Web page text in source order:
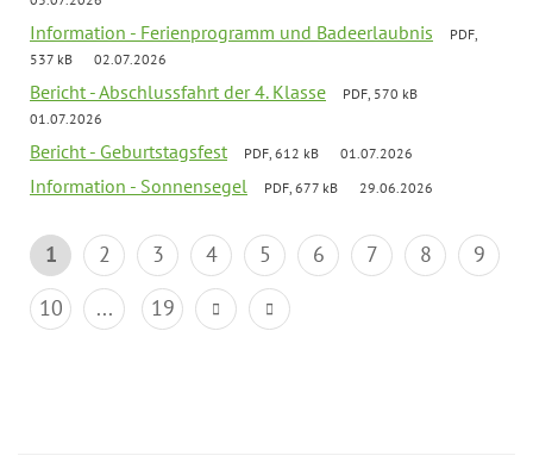
Information - Ferienprogramm und Badeerlaubnis
PDF,
537 kB
02.07.2026
Bericht - Abschlussfahrt der 4. Klasse
PDF, 570 kB
01.07.2026
Bericht - Geburtstagsfest PDF, 612 kB 01.07.2026
Information - Sonnensegel PDF, 677 kB 29.06.2026
1 2 3 4 5 6 7 8
9
10
... 19